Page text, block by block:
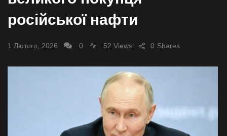
російської нафти
1 Лютого, 2026 0 52 Views Shares
0